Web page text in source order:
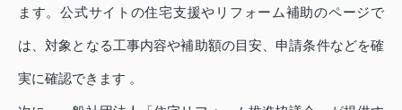
ます。公式サイトの住宅支援やリフォーム補助のページで
は、対象となる工事内容や補助額の目安、申請条件などを確
実に確認できます 。